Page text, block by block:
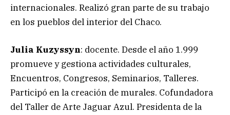
internacionales. Realizó gran parte de su trabajo
en los pueblos del interior del Chaco.
Julia Kuzyssyn: docente. Desde el año 1.999
promueve y gestiona actividades culturales,
Encuentros, Congresos, Seminarios, Talleres.
Participó en la creación de murales. Cofundadora
del Taller de Arte Jaguar Azul. Presidenta de la